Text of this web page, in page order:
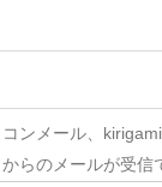
ンメール、
らのメールが受信